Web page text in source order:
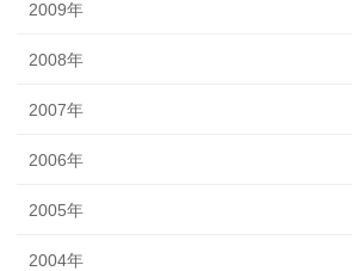
2009年
2008年
2007年
2006年
2005年
2004年